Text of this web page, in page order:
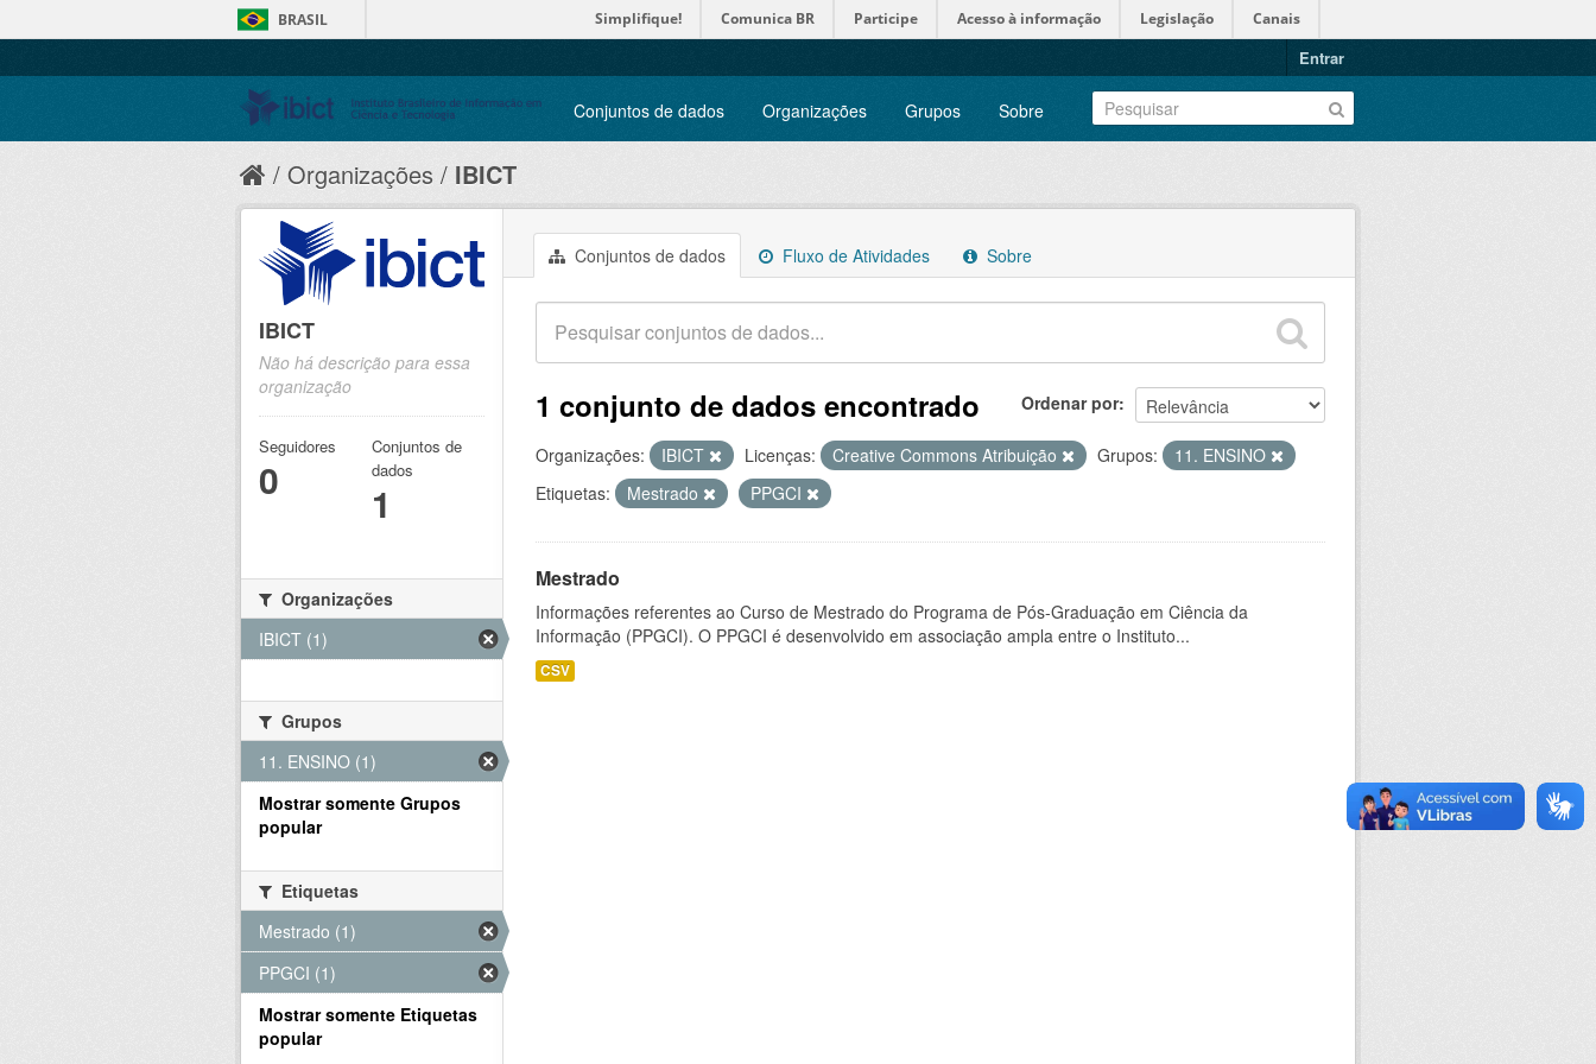
BRASIL Simplifique! Comunica BR Participe Acesso à informação Legislação Canais
Entrar
Conjuntos de dados Organizações Grupos Sobre
Organizações IBICT
Conjuntos de dados Fluxo de Atividades Sobre
Ordenar por
1 conjunto de dados encontrado
Organizações: IBICT Licenças: Creative Commons Atribuição Grupos:
11. ENSINO
Etiquetas:
Mestrado PPGCI
Mestrado
Informações referentes ao Curso de Mestrado do Programa de Pós-Graduação em Ciência da
Informação (PPGCI). O PPGCI é desenvolvido em associação ampla entre o Instituto...
CSV
IBICT
Não há descrição para essa
organização
Seguidores
0
Conjuntos de
dados
1
Organizações
IBICT (1)
Grupos
11. ENSINO (1)
Mostrar somente Grupos
popular
Etiquetas
Mestrado (1)
PPGCI (1)
Mostrar somente Etiquetas
popular